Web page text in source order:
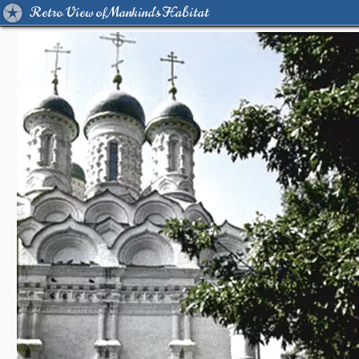
Retro View of Mankind's Habitat